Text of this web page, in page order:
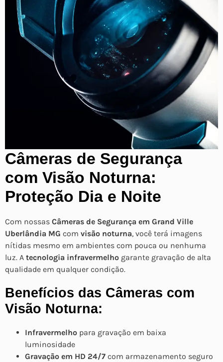
Câmeras de Segurança
com Visão Noturna:
Proteção Dia e Noite
Com nossas Câmeras de Segurança em Grand Ville
Uberlândia MG com visão noturna, você terá imagens
nítidas mesmo em ambientes com pouca ou nenhuma
luz. A tecnologia infravermelho garante gravação de alta
qualidade em qualquer condição.
Benefícios das Câmeras com
Visão Noturna:
Infravermelho para gravação em baixa
luminosidade
Gravação em HD 24/7 com armazenamento seguro